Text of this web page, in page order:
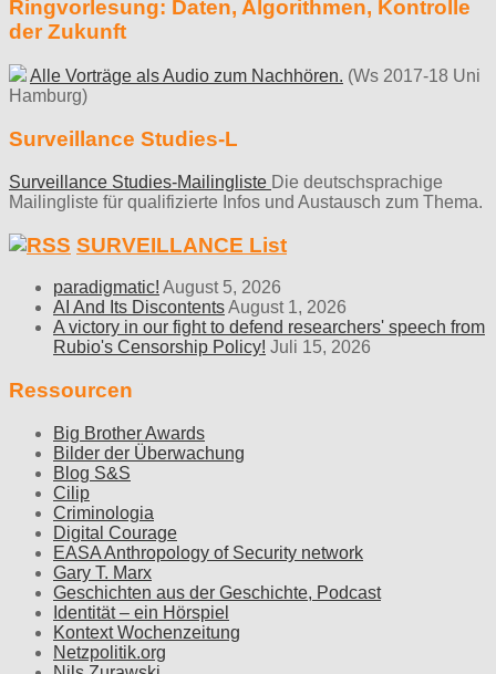
Ringvorlesung: Daten, Algorithmen, Kontrolle
der Zukunft
Alle Vorträge als Audio zum Nachhören. (Ws 2017-18 Uni
Hamburg)
Surveillance Studies-L
Surveillance Studies-Mailingliste Die deutschsprachige
Mailingliste für qualifizierte Infos und Austausch zum Thema.
SURVEILLANCE List
paradigmatic! August 5, 2026
AI And Its DiscontentsAugust 1, 2026
A victory in our fight to defend researchers' speech from
Rubio's Censorship Policy! Juli 15, 2026
Ressourcen
Big Brother Awards
Bilder der Überwachung
Blog S&S
Cilip
Criminologia
Digital Courage
EASA Anthropology of Security network
Gary T. Marx
Geschichten aus der Geschichte, Podcast
Identität – ein Hörspiel
Kontext Wochenzeitung
Netzpolitik.org